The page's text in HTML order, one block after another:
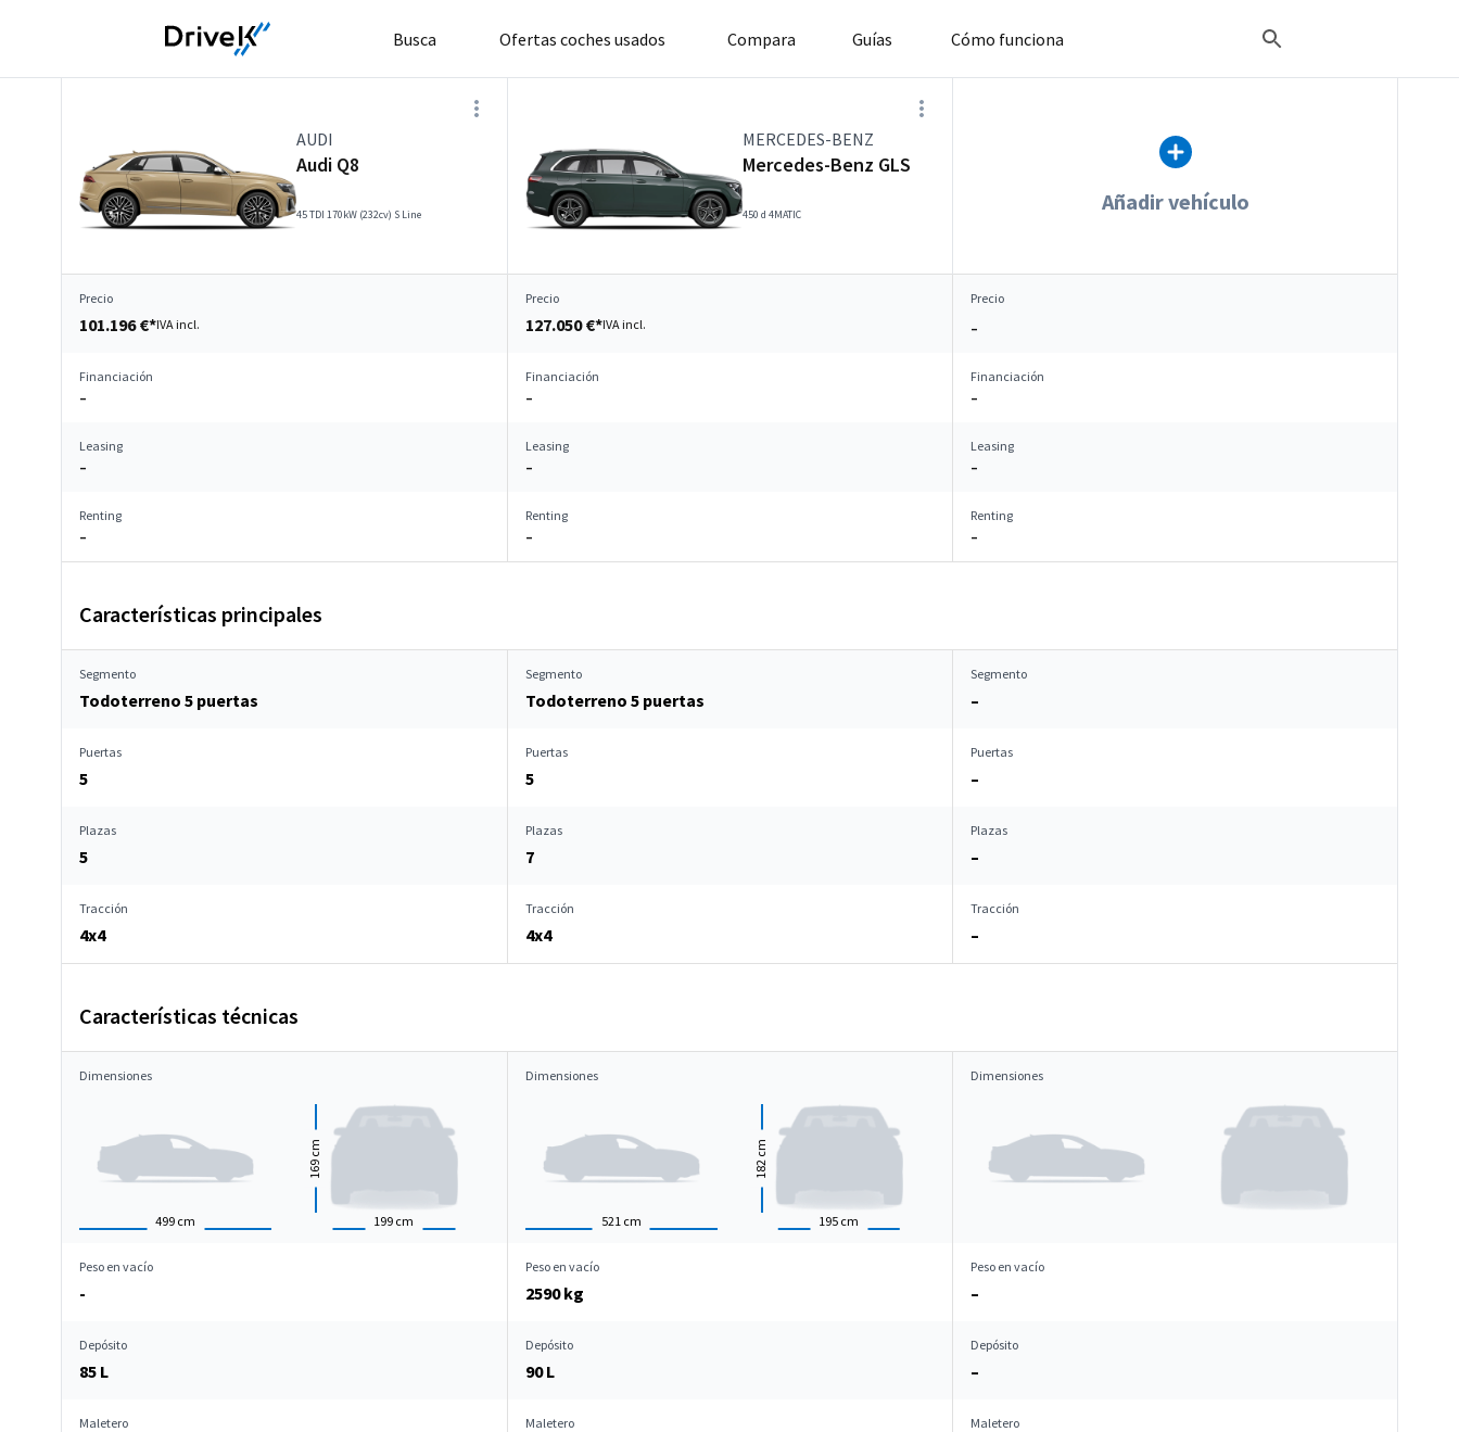
Busca Ofertas coches usados Compara Guías Cómo funciona
AUDI
Audi Q8
45 TDI 170kW (232cv) S Line
MERCEDES-BENZ
Mercedes-Benz GLS
450 d 4MATIC Añadir vehículo
Precio
101.196 €*IVA incl.
Precio
127.050 €*IVA incl.
Precio
–
Financiación
–
Financiación
–
Financiación
–
Leasing
–
Leasing
–
Leasing
–
Renting
–
Renting
–
Renting
–
Características principales
Segmento
Todoterreno 5 puertas
Segmento
Todoterreno 5 puertas
Segmento
–
Puertas
5
Puertas
5
Puertas
–
Plazas
5
Plazas
7
Plazas
–
Tracción
4x4
Tracción
4x4
Tracción
–
Características técnicas
Dimensiones
499 cm 199 cm
169
cm
Dimensiones
521 cm 195 cm
182
cm
Dimensiones
Peso en vacío
-
Peso en vacío
2590 kg
Peso en vacío
–
Depósito
85 L
Depósito
90 L
Depósito
–
Maletero Maletero Maletero